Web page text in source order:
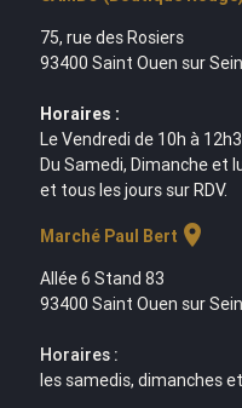
75, rue des Rosiers
93400 Saint Ouen sur
Horaires :
Le Vendredi de 10h à
Du Samedi, Dimanche et
et tous les jours sur RDV.
Marché Paul Bert location_on
Allée 6 Stand 83
93400 Saint Ouen sur
Horaires :
les samedis, dimanches